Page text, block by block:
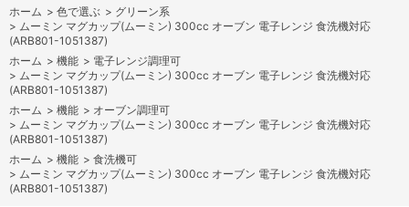
ホーム > 色で選ぶ > グリーン系
> ムーミン マグカップ(ムーミン) 300cc オーブン 電子レンジ 食洗機対応
(ARB801-1051387)
ホーム > 機能 > 電子レンジ調理可
> ムーミン マグカップ(ムーミン) 300cc オーブン 電子レンジ 食洗機対応
(ARB801-1051387)
ホーム > 機能 > オーブン調理可
> ムーミン マグカップ(ムーミン) 300cc オーブン 電子レンジ 食洗機対応
(ARB801-1051387)
ホーム > 機能 > 食洗機可
> ムーミン マグカップ(ムーミン) 300cc オーブン 電子レンジ 食洗機対応
(ARB801-1051387)